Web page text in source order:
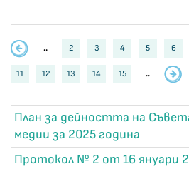
.. 2 3 4 5 6
11 12 13 14 15 ..
План за дейността на
медии за 2025 година
Протокол № 2 от 16 януари